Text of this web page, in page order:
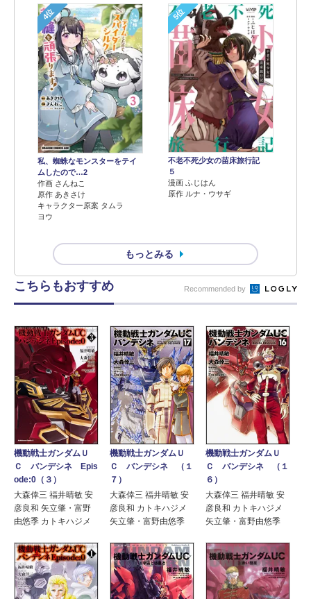
4位
私、蜘蛛なモンスターをテイ
ムしたので…2
作画 さんねこ
原作 あきさけ
キャラクター原案 タムラ
ヨウ
5位
不老不死少女の苗床旅行記
５
漫画 ふじはん
原作 ルナ・ウサギ
もっとみる
こちらもおすすめ Recommended by
機動戦士ガンダムＵ
Ｃ バンデシネ Epis
ode:0（３）
大森倖三 福井晴敏 安
彦良和 矢立肇・富野
由悠季 カトキハジメ
機動戦士ガンダムＵ
Ｃ バンデシネ （１
７）
大森倖三 福井晴敏 安
彦良和 カトキハジメ
矢立肇・富野由悠季
機動戦士ガンダムＵ
Ｃ バンデシネ （１
６）
大森倖三 福井晴敏 安
彦良和 カトキハジメ
矢立肇・富野由悠季